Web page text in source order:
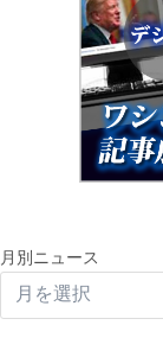
月別ニュース